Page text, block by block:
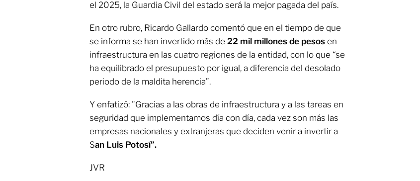
el 2025, la Guardia Civil del estado será la mejor pagada del país.
En otro rubro, Ricardo Gallardo comentó que en el tiempo de que
se informa se han invertido más de 22 mil millones de pesos en
infraestructura en las cuatro regiones de la entidad, con lo que “se
ha equilibrado el presupuesto por igual, a diferencia del desolado
periodo de la maldita herencia”.
Y enfatizó: "Gracias a las obras de infraestructura y a las tareas en
seguridad que implementamos día con día, cada vez son más las
empresas nacionales y extranjeras que deciden venir a invertir a
San Luis Potosí”.
JVR